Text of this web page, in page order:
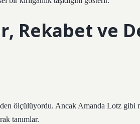
Rekabet ve
ölçülüyordu. Ancak Amanda Lotz gibi
tanımlar.